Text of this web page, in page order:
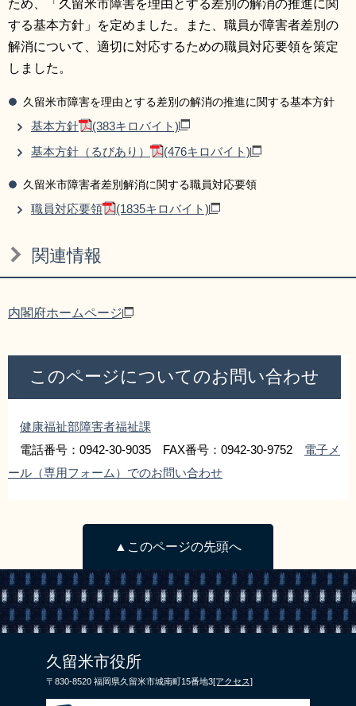
ため、「久留米市障害を理由とする差別の解消の推進に関
する基本方針」を定めました。また、職員が障害者差別の
解消について、適切に対応するための職員対応要領を策定
しました。
久留米市障害を理由とする差別の解消の推進に関する基本方針
基本方針 (383キロバイト)
基本方針（るびあり） (476キロバイト)
久留米市障害者差別解消に関する職員対応要領
職員対応要領 (1835キロバイト)
関連情報
内閣府ホームページ
このページについてのお問い合わせ
健康福祉部障害者福祉課
電話番号：0942-30-9035 FAX番号：0942-30-9752 電子メ
ール（専用フォーム）でのお問い合わせ
▲このページの先頭へ
久留米市役所
〒830-8520 福岡県久留米市城南町15番地3[アクセス]